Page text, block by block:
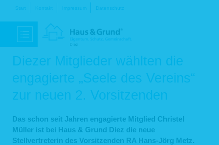
Navigation
Start Kontakt Impressum Datenschutz
Diezer Mitglieder wählten die
engagierte „Seele des Vereins“
zur neuen 2. Vorsitzenden
Das schon seit Jahren engagierte Mitglied Christel
Müller ist bei Haus & Grund Diez die neue
Stellvertreterin des Vorsitzenden RA Hans-Jörg Metz.